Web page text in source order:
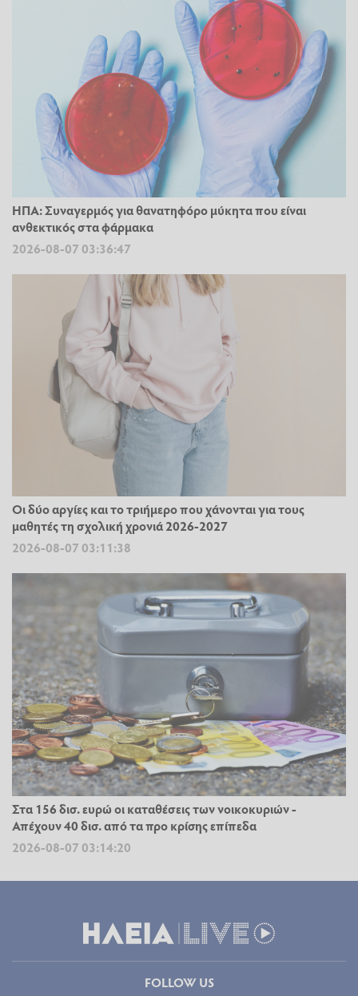
ΗΠΑ: Συναγερμός για θανατηφόρο μύκητα που είναι
ανθεκτικός στα φάρμακα
2026-08-07 03:36:47
Οι δύο αργίες και το τριήμερο που χάνονται για τους
μαθητές τη σχολική χρονιά 2026-2027
2026-08-07 03:11:38
Στα 156 δισ. ευρώ οι καταθέσεις των νοικοκυριών -
Απέχουν 40 δισ. από τα προ κρίσης επίπεδα
2026-08-07 03:14:20
FOLLOW US